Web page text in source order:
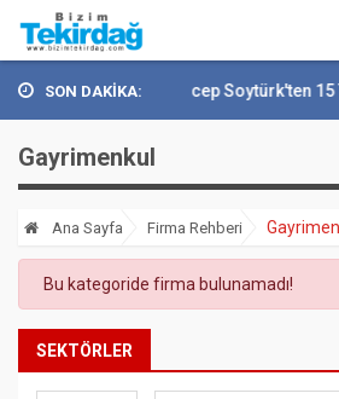
SON DAKİKA:Vali Recep Soytürk'ten 15
Gayrimenkul
Ana Sayfa Firma Rehberi
Bu kategoride firma bulunamadı!
SEKTÖRLER